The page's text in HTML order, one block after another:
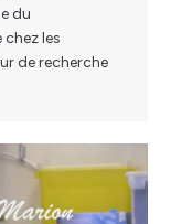
du
les
de recherche